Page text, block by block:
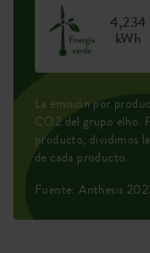
4,234
kWh
La emisión por
CO2 del grupo elho.
producto, dividimos
de cada producto.
Fuente: Anthesis